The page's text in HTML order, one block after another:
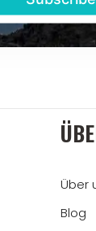
Über
Blog